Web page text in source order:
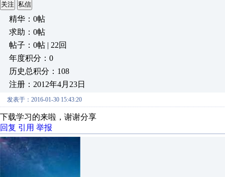
关注 私信
精华：0帖
求助：0帖
帖子：0帖 | 22回
年度积分：0
历史总积分：108
注册：2012年4月23日
发表于：2016-01-30 15:43:20
下载学习的来啦，谢谢分享
回复 引用 举报